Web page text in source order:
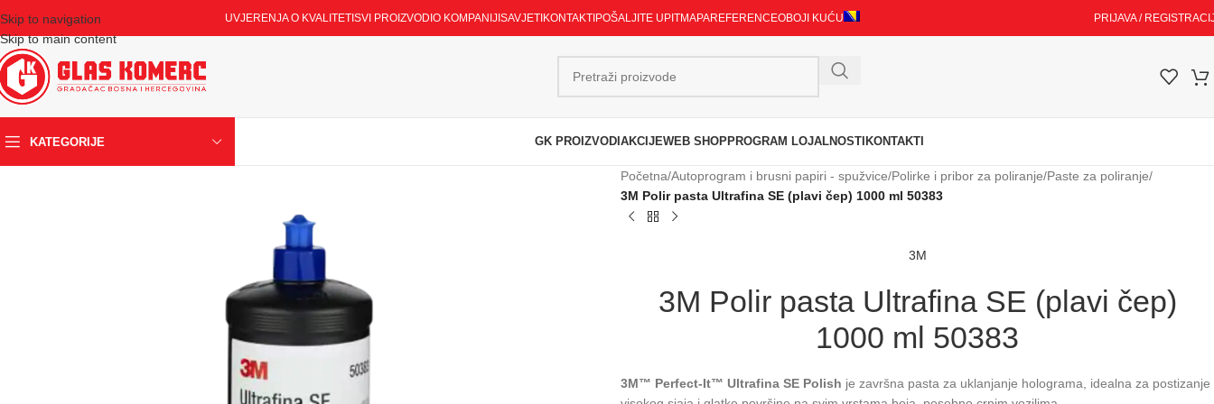
Skip to navigation
Skip to main content
UVJERENJA O KVALITETI SVI PROIZVODI O KOMPANIJI SAVJETI KONTAKTI POŠALJITE UPITMAPAREFERENCEOBOJI KUĆU PRIJAVA /
KATEGORIJE GK PROIZVODI AKCIJEWEB SHOPPROGRAM LOJALNOSTI KONTAKTI
Početna/Autoprogram i brusni papiri - spužvice/Polirke i pribor za poliranje/Paste za poliranje/
3M Polir pasta Ultrafina SE (plavi čep) 1000 ml 50383
3M
3M Polir pasta Ultrafina SE (plavi čep)
1000 ml 50383
3M™ Perfect-It™ Ultrafina SE Polish je završna pasta za uklanjanje holograma, idealna za postizanje